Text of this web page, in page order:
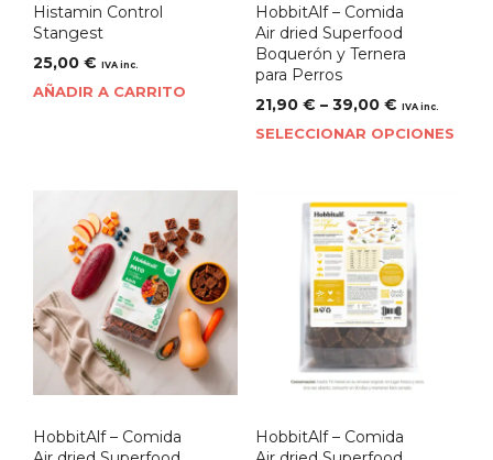
Histamin Control
Stangest
25,00 € IVA inc.
AÑADIR A CARRITO
HobbitAlf – Comida
Air dried Superfood
Boquerón y Ternera
para Perros
21,90 € – 39,00 € IVA inc.
SELECCIONAR OPCIONES
HobbitAlf – Comida
HobbitAlf – Comida